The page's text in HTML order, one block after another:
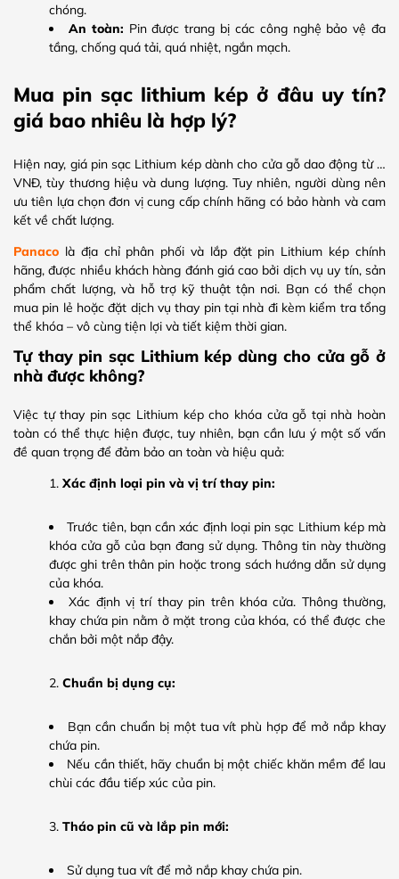
chóng.
An toàn: Pin được trang bị các công nghệ bảo vệ đa
tầng, chống quá tải, quá nhiệt, ngắn mạch.
Mua pin sạc lithium kép ở đâu uy tín?
giá bao nhiêu là hợp lý?
Hiện nay, giá pin sạc Lithium kép dành cho cửa gỗ dao động từ …
VNĐ, tùy thương hiệu và dung lượng. Tuy nhiên, người dùng nên
ưu tiên lựa chọn đơn vị cung cấp chính hãng có bảo hành và cam
kết về chất lượng.
Panaco là địa chỉ phân phối và lắp đặt pin Lithium kép chính
hãng, được nhiều khách hàng đánh giá cao bởi dịch vụ uy tín, sản
phẩm chất lượng, và hỗ trợ kỹ thuật tận nơi. Bạn có thể chọn
mua pin lẻ hoặc đặt dịch vụ thay pin tại nhà đi kèm kiểm tra tổng
thể khóa – vô cùng tiện lợi và tiết kiệm thời gian.
Tự thay pin sạc Lithium kép dùng cho cửa gỗ ở
nhà được không?
Việc tự thay pin sạc Lithium kép cho khóa cửa gỗ tại nhà hoàn
toàn có thể thực hiện được, tuy nhiên, bạn cần lưu ý một số vấn
đề quan trọng để đảm bảo an toàn và hiệu quả:
Xác định loại pin và vị trí thay pin:
Trước tiên, bạn cần xác định loại pin sạc Lithium kép mà
khóa cửa gỗ của bạn đang sử dụng. Thông tin này thường
được ghi trên thân pin hoặc trong sách hướng dẫn sử dụng
của khóa.
Xác định vị trí thay pin trên khóa cửa. Thông thường,
khay chứa pin nằm ở mặt trong của khóa, có thể được che
chắn bởi một nắp đậy.
Chuẩn bị dụng cụ:
Bạn cần chuẩn bị một tua vít phù hợp để mở nắp khay
chứa pin.
Nếu cần thiết, hãy chuẩn bị một chiếc khăn mềm để lau
chùi các đầu tiếp xúc của pin.
Tháo pin cũ và lắp pin mới:
Sử dụng tua vít để mở nắp khay chứa pin.